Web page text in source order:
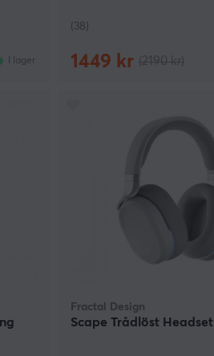
I lager
(38)
1449 kr
Fractal Design
Scape Trådlöst